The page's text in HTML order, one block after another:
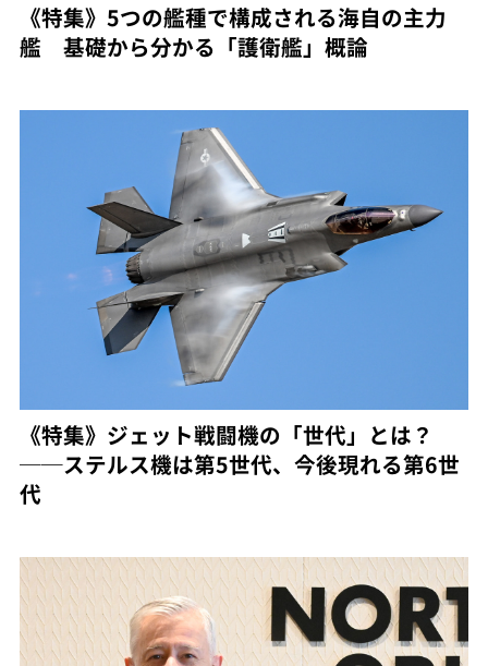
《特集》5つの艦種で構成される海自の主力
艦 基礎から分かる「護衛艦」概論
《特集》ジェット戦闘機の「世代」とは？
──ステルス機は第5世代、今後現れる第6世
代